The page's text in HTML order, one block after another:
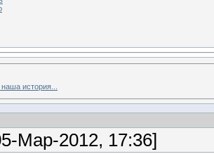
история...
Мар-2012, 17:36]